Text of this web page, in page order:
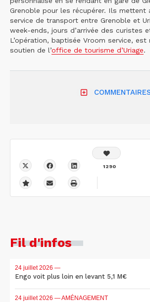
Grenoble pour les récupérer. Ils mettent
service de transport entre Grenoble et
week-ends, jours d’arrivée des curistes
L’opération, baptisée Vroom service, est
soutien de l’office de tourisme d’Uriage.
1290
Fil d'infos
24 juillet 2026 —
Engo voit plus loin en levant 5,1 M€
24 juillet 2026 — AMÉNAGEMENT